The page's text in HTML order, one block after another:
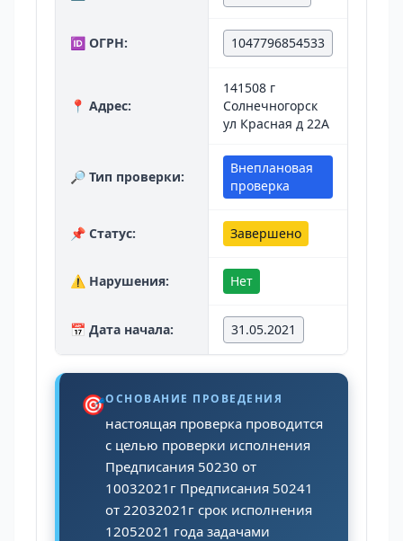
🆔 ОГРН: 1047796854533
📍 Адрес:
141508 г
Солнечногорск
ул Красная д 22А
🔎 Тип проверки:
Внеплановая
проверка
📌 Статус: Завершено
⚠️ Нарушения: Нет
📅 Дата начала: 31.05.2021
🎯ОСНОВАНИЕ ПРОВЕДЕНИЯ
настоящая проверка проводится
с целью проверки исполнения
Предписания 50230 от
10032021г Предписания 50241
от 22032021г срок исполнения
12052021 года задачами